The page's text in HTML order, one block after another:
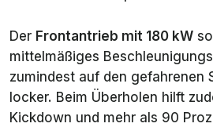
Der Frontantrieb mit 180 kW
mittelmäßiges
zumindest auf den gefahrenen
locker. Beim Überholen hilft
Kickdown und mehr als 90